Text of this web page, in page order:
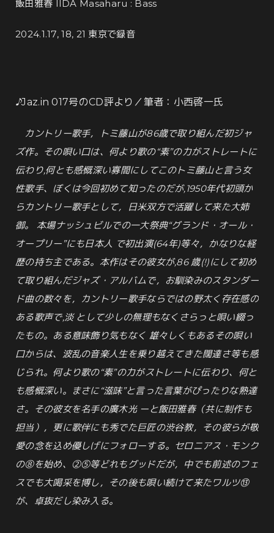
飯田雅春 IIDA Masaharu : Bass
2024.1.17, 18, 21 東京で録音
♪Jaz.in 017号のCD評より／筆者：小西啓一氏
カントリー歌手，トミ藤山が86歳で取り組んだ初ジャ
ズ作。その唄い口は、何より歌の“素”の力がストレートに
伝わり,何とも感慨深い寡間にしてこのトミ藤山と言う女
性歌手、ぼくは今回初めて知ったのだが,1950年代初頭か
らカントリー歌手として，日米双方で活躍して来た大姉
御。 本場ナッシュビルでの一大祭典“グランド・オール・
オープリー”にも日本人 で初出演(64年)等々，かなりな経
歴の持ち主である。本作はその彼女が,86 歳(!)にして初め
て取り組んだジャズ・アルバムで，お馴染みのスタンダー
ド曲の数々を，カントリー歌手ならではの野太く存在感の
ある歌声で,淡 として少しの無理もなくさらっと唄い綴っ
たもの。ある意味飾り気もなく 雄々しくもあるその唄い
口からは、波乱の音楽人生を乗り越えてきた闊達さ等も感
じられ。何より歌の“素”の力がストレートに伝わり、何と
も感慨深い。まさに“滋味”と言った言葉がぴったりな熟達
さ。その彼女を名手の廣木光 ーと飯田雅春（共に制作も
担当），更に歌伴にも秀でた巨匠の渋谷教，その彼らが敬
愛の念を込め優しげにフォローする。セロニアス・モンク
の⑧を始め、②⑤等どれもグッドだが，中でも前述のフェ
スでも大喝采を博し，その後も唄い続けて来たワルツ⑬
が、卓抜だし染み入る。